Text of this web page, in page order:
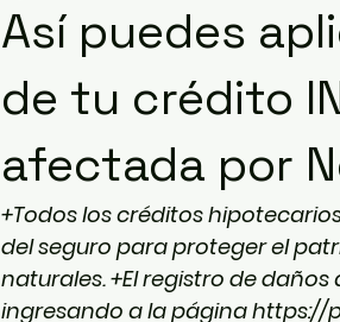
Así puedes
de tu crédito
afectada por
+Todos los créditos
del seguro para proteger el
naturales. +El registro de
ingresando a la página